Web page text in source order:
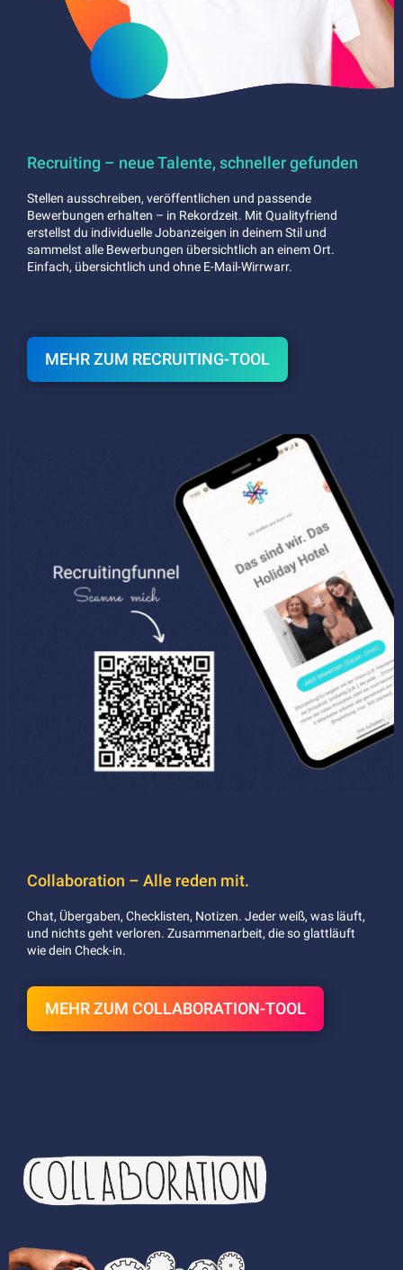
Recruiting – neue Talente, schneller gefunden
Stellen ausschreiben, veröffentlichen und passende
Bewerbungen erhalten – in Rekordzeit. Mit Qualityfriend
erstellst du individuelle Jobanzeigen in deinem Stil und
sammelst alle Bewerbungen übersichtlich an einem Ort.
Einfach, übersichtlich und ohne E-Mail-Wirrwarr.
MEHR ZUM RECRUITING-TOOL
Collaboration – Alle reden mit.
Chat, Übergaben, Checklisten, Notizen. Jeder weiß, was läuft,
und nichts geht verloren. Zusammenarbeit, die so glattläuft
wie dein Check-in.
MEHR ZUM COLLABORATION-TOOL